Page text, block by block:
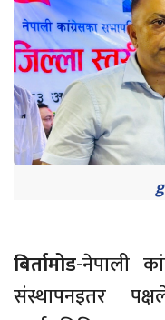
बिर्तामोड-नेपाली
संस्थापनइतर